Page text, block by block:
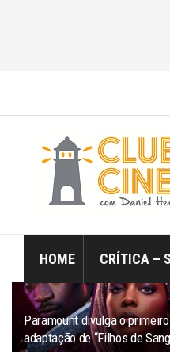
Paramount divulga o
adaptação de “Filhos de
HOME CRÍTICA –